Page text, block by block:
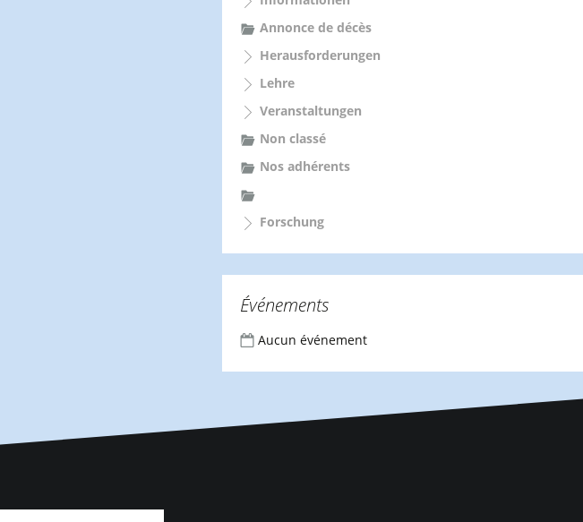
a
c
Annonce de décès
Herausforderungen
Lehre
Veranstaltungen
Non classé
Nos adhérents
Forschung
Événements
Aucun événement